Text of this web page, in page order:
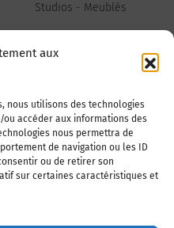
aux
nous utilisons des technologies
accéder aux informations des
nous permettra de
de navigation ou les ID
ou de retirer son
sur certaines caractéristiques et
Studios - Meublés
Publiez votre annonce
Nous contacter